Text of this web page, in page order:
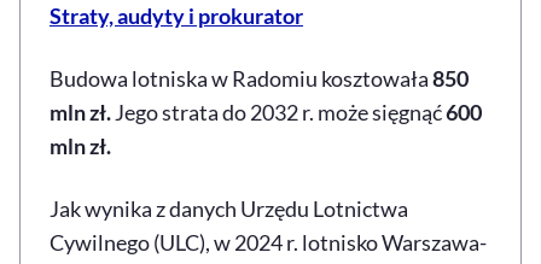
Straty, audyty i prokurator
Budowa lotniska w Radomiu kosztowała850
mln zł.Jego strata do 2032 r. może sięgnąć600
mln zł.
Jak wynika z danych Urzędu Lotnictwa
Cywilnego (ULC), w 2024 r. lotnisko Warszawa-